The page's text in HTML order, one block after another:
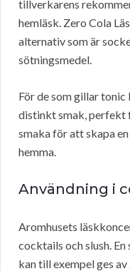
tillverkarens
hemläsk. Zero Cola
alternativ som är
sötningsmedel.
För de som gillar tonic
distinkt smak, perfekt
smaka för att skapa
hemma.
Användning i
Aromhusets
cocktails och slush.
kan till exempel ges